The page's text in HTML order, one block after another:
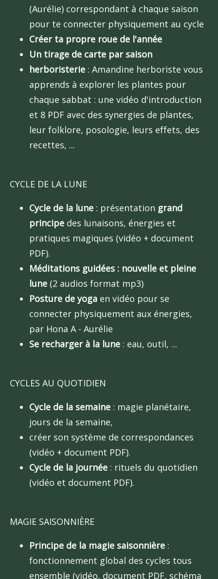
(Aurélie) correspondant à chaque saison
pour te connecter physiquement au cycle
Créer ta propre roue de l'année
Un tirage de carte par saison
herboristerie : Amandine herboriste vous
apprends à explorer les plantes pour
chaque sabbat : une vidéo d'introduction
et 8 PDF avec des synergies de plantes,
leur folklore, posologie, leurs effets, des
recettes, ...
CYCLE DE LA LUNE
Cycle de la lune : présentation grand
principe des lunaisons, énergies et
pratiques magiques (vidéo + document
PDF).
Méditations guidées : nouvelle et pleine
lune (2 audios format mp3)
Posture de yoga en vidéo pour se
connecter physiquement aux énergies,
par Hona A - Aurélie
Se recharger à la lune : eau, outil, ...
CYCLES AU QUOTIDIEN
Cycle de la semaine : magie planétaire,
jours de la semaine,
créer son système de correspondances
(vidéo + document PDF).
Cycle de la journée : rituels du quotidien
(vidéo et document PDF).
MAGIE SAISONNIÈRE
Principe de la magie saisonnière :
fonctionnement global des cycles tous
ensemble (vidéo, document PDF, schéma